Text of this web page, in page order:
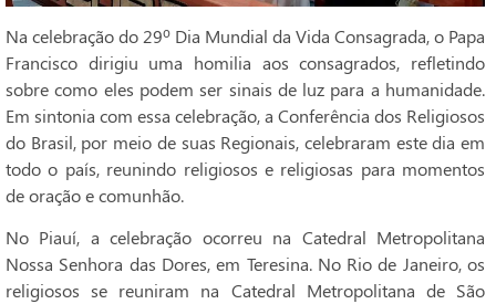
Na celebração do 29º Dia Mundial da Vida Consagrada, o Papa
Francisco dirigiu uma homilia aos consagrados, refletindo
sobre como eles podem ser sinais de luz para a humanidade.
Em sintonia com essa celebração, a Conferência dos Religiosos
do Brasil, por meio de suas Regionais, celebraram este dia em
todo o país, reunindo religiosos e religiosas para momentos
de oração e comunhão.
No Piauí, a celebração ocorreu na Catedral Metropolitana
Nossa Senhora das Dores, em Teresina. No Rio de Janeiro, os
religiosos se reuniram na Catedral Metropolitana de São